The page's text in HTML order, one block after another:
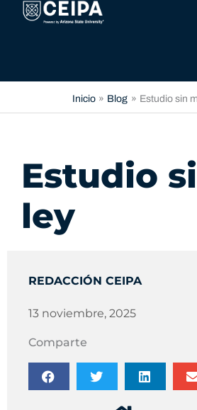
contenido
Inicio Blog Estudio sin
Estudio
ley
REDACCIÓN CEIPA
13 noviembre, 2025
Comparte